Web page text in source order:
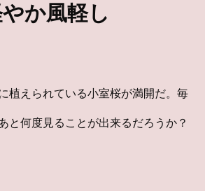
か風軽し
植えられている小室桜が満開だ。毎
と何度見ることが出来るだろうか？